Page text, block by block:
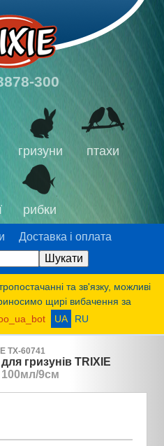
300
гризуни птахи
рибки
Доставка і оплата
та зв'язку, можливі
щирі вибачення за
UA RU
TX-60741
гризунів TRIXIE
100мл/9см